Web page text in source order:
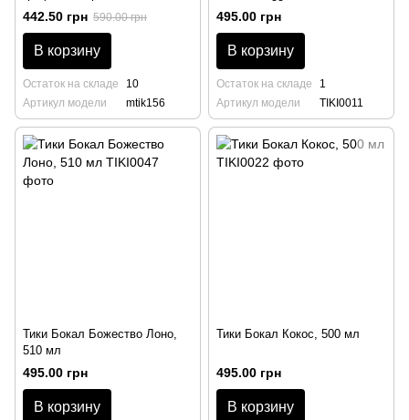
585 мл, BarTrigger
442.50 грн 590.00 грн
В корзину
Остаток на складе
10
Артикул модели
mtik156
495.00 грн
В корзину
Остаток на складе
1
Артикул модели
TIKI0011
Тики Бокал Божество Лоно,
510 мл
495.00 грн
В корзину
Тики Бокал Кокос, 500 мл
495.00 грн
В корзину